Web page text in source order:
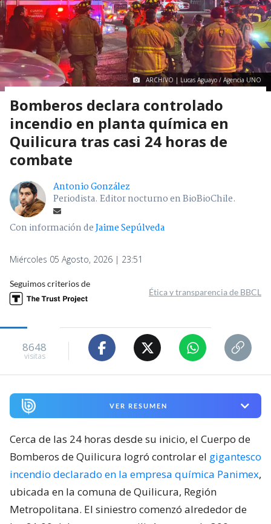
ARCHIVO | Lucas Aguayo / Agencia UNO
Bomberos declara controlado
incendio en planta química en
Quilicura tras casi 24 horas de
combate
Antonio González
Periodista. Editor nocturno en BioBioChile.
Con información deJaime Sepúlveda
Miércoles 05 Agosto, 2026 | 23:51
Seguimos criterios de
Ética y transparencia de BBCL
8648
visitas
VER RESUMEN
Cerca de las 24 horas desde su inicio, el Cuerpo de
Bomberos de Quilicura logró controlar el gigantesco
incendio declarado en la empresa química Panimex,
ubicada en la comuna de Quilicura, Región
Metropolitana. El siniestro comenzó alrededor de